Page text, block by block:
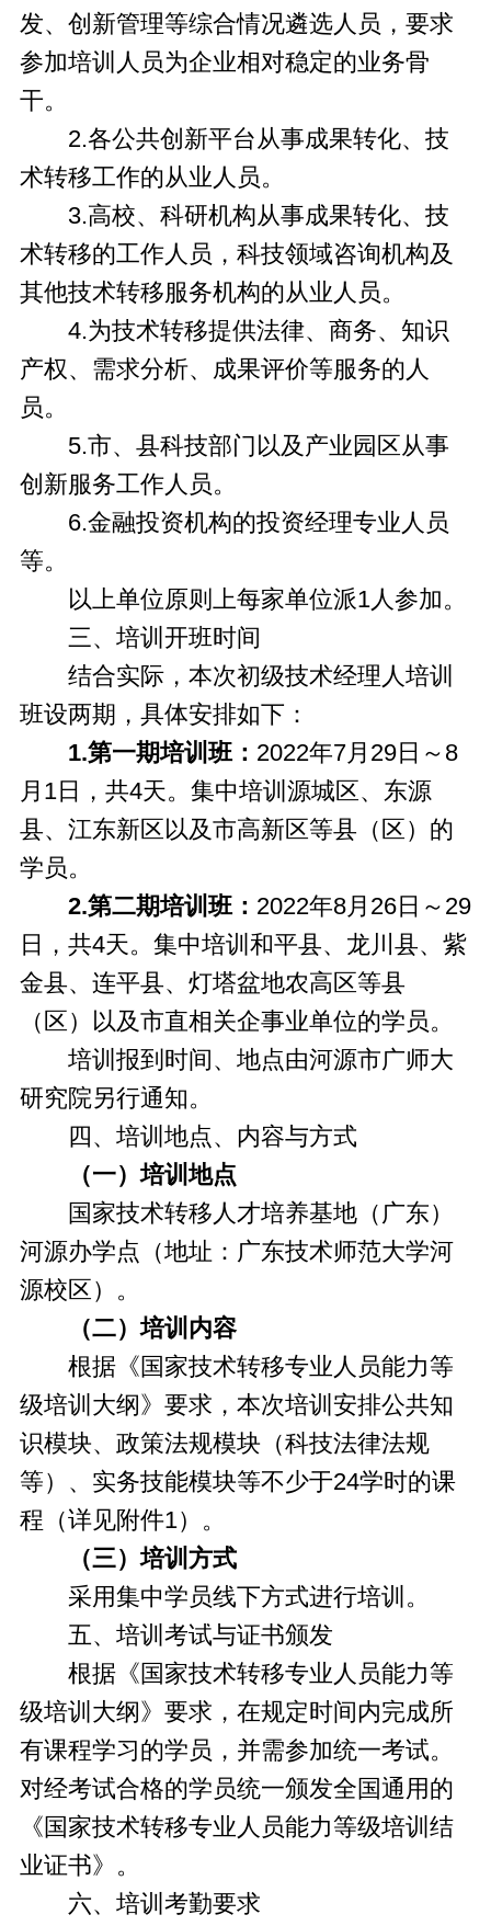
发、创新管理等综合情况遴选人员，要求
参加培训人员为企业相对稳定的业务骨
干。
2.各公共创新平台从事成果转化、技
术转移工作的从业人员。
3.高校、科研机构从事成果转化、技
术转移的工作人员，科技领域咨询机构及
其他技术转移服务机构的从业人员。
4.为技术转移提供法律、商务、知识
产权、需求分析、成果评价等服务的人
员。
5.市、县科技部门以及产业园区从事
创新服务工作人员。
6.金融投资机构的投资经理专业人员
等。
以上单位原则上每家单位派1人参加。
三、培训开班时间
结合实际，本次初级技术经理人培训
班设两期，具体安排如下：
1.第一期培训班： 2022年7月29日～8
月1日，共4天。集中培训源城区、东源
县、江东新区以及市高新区等县（区）的
学员。
2.第二期培训班： 2022年8月26日～29
日，共4天。集中培训和平县、龙川县、紫
金县、连平县、灯塔盆地农高区等县
（区）以及市直相关企事业单位的学员。
培训报到时间、地点由河源市广师大
研究院另行通知。
四、培训地点、内容与方式
（一）培训地点
国家技术转移人才培养基地（广东）
河源办学点（地址：广东技术师范大学河
源校区）。
（二）培训内容
根据《国家技术转移专业人员能力等
级培训大纲》要求，本次培训安排公共知
识模块、政策法规模块（科技法律法规
等）、实务技能模块等不少于24学时的课
程（详见附件1）。
（三）培训方式
采用集中学员线下方式进行培训。
五、培训考试与证书颁发
根据《国家技术转移专业人员能力等
级培训大纲》要求，在规定时间内完成所
有课程学习的学员，并需参加统一考试。
对经考试合格的学员统一颁发全国通用的
《国家技术转移专业人员能力等级培训结
业证书》。
六、培训考勤要求